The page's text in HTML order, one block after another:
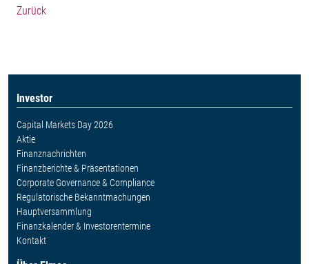
Zurück
Investor
Capital Markets Day 2026
Aktie
Finanznachrichten
Finanzberichte & Präsentationen
Corporate Governance & Compliance
Regulatorische Bekanntmachungen
Hauptversammlung
Finanzkalender & Investorentermine
Kontakt